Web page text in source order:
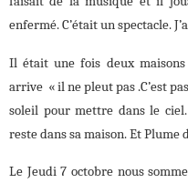
enfermé. C’était un spectacle.
Il était une fois deux
arrive « il ne pleut pas .C’est
soleil pour mettre dans le
reste dans sa maison. Et Plume
Le Jeudi 7 octobre nous